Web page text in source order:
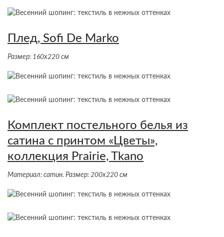
Плед, Sofi De Marko
Размер: 160х220 см
Комплект постельного белья из
сатина с принтом «Цветы»,
коллекция Prairie, Tkano
Материал: сатин. Размер: 200х220 см